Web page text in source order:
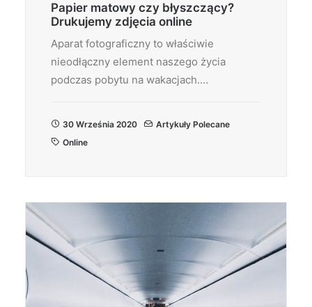
Papier matowy czy błyszczący?
Drukujemy zdjęcia online
Aparat fotograficzny to właściwie
nieodłączny element naszego życia
podczas pobytu na wakacjach.…
30 Września 2020
Artykuły Polecane
Online